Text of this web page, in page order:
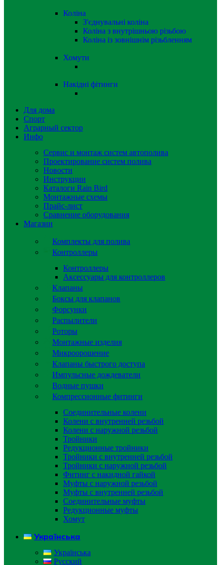
Коліна
З'єднувальні коліна
Коліна з внутрішньою різьбою
Коліна із зовнішнім різьбленням
Хомути
Накідні фітинги
Для дома
Спорт
Аграрный сектор
Инфо
Сервис и монтаж систем автополива
Проектирование систем полива
Новости
Инструкции
Каталоги Rain Bird
Монтажные схемы
Прайс-лист
Сравнение оборудования
Магазин
Комплекты для полива
Контроллеры
Контроллеры
Аксессуары для контроллеров
Клапаны
Боксы для клапанов
Форсунки
Распылители
Роторы
Монтажные изделия
Микроорошение
Клапаны быстрого доступа
Импульсные дождеватели
Водные пушки
Компрессионные фитинги
Соединительные колени
Колени с внутренней резьбой
Колени с наружной резьбой
Тройники
Редукционные тройники
Тройники с внутренней резьбой
Тройники с наружной резьбой
Фитинг с накидной гайкой
Муфты с наружной резьбой
Муфты с внутренней резьбой
Соединительные муфты
Редукционные муфты
Хомут
Українська
Українська
Русский